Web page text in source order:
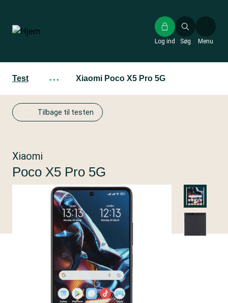
hovedindhold
Søg
Log ind Menu
Test ··· Xiaomi Poco X5 Pro 5G
Tilbage til testen
Xiaomi
Poco X5 Pro 5G